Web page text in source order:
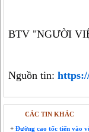
BTV "NGƯỜI
Nguồn tin:
CÁC TIN KHÁC
+Đường cao tốc tiến vào